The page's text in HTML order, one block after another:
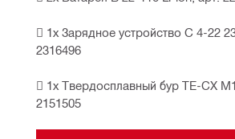
 1х Зарядное устройство C 4-22
2316496
 1х Твердосплавный бур TE-CX
2151505